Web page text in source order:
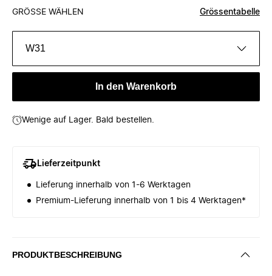
GRÖSSE WÄHLEN Grössentabelle
W31
In den Warenkorb
Wenige auf Lager. Bald bestellen.
Lieferzeitpunkt
Lieferung innerhalb von 1-6 Werktagen
Premium-Lieferung innerhalb von 1 bis 4 Werktagen*
PRODUKTBESCHREIBUNG